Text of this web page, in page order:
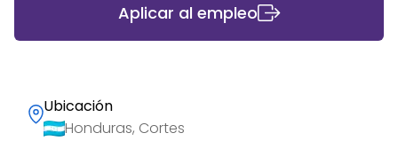
Aplicar al empleo
Ubicación
Honduras, Cortes